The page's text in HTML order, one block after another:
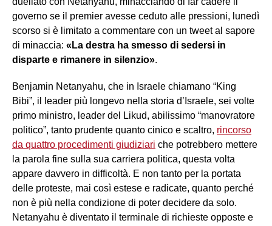
governo se il premier avesse ceduto alle pressioni, lunedì
scorso si è limitato a commentare con un tweet al sapore
di minaccia: «La destra ha smesso di sedersi in
disparte e rimanere in silenzio».
Benjamin Netanyahu, che in Israele chiamano “King
Bibi”, il leader più longevo nella storia d’Israele, sei volte
primo ministro, leader del Likud, abilissimo “manovratore
politico”, tanto prudente quanto cinico e scaltro, rincorso
da quattro procedimenti giudiziari che potrebbero mettere
la parola fine sulla sua carriera politica, questa volta
appare davvero in difficoltà. E non tanto per la portata
delle proteste, mai così estese e radicate, quanto perché
non è più nella condizione di poter decidere da solo.
Netanyahu è diventato il terminale di richieste opposte e